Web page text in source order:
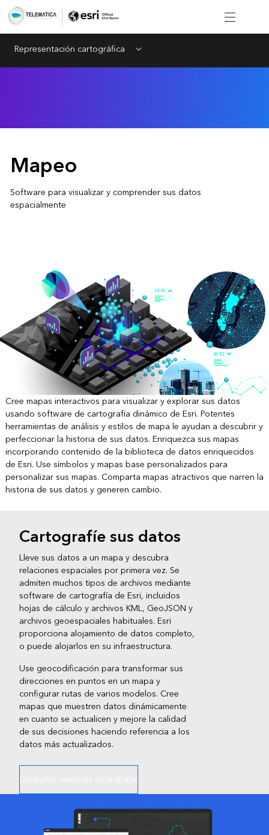
Representación cartográfica Menu
Mapeo
Software para visualizar y comprender sus datos
espacialmente
Cree mapas interactivos para visualizar y explorar sus datos
usando software de cartografía dinámico de Esri. Potentes
herramientas de análisis y estilos de mapa le ayudan a descubrir y
perfeccionar la historia de sus datos. Enriquezca sus mapas
incorporando contenido de la biblioteca de datos enriquecidos
de Esri. Use símbolos y mapas base personalizados para
personalizar sus mapas. Comparta mapas atractivos que narren la
historia de sus datos y generen cambio.
Cartografíe sus datos
Lleve sus datos a un mapa y descubra
relaciones espaciales por primera vez. Se
admiten muchos tipos de archivos mediante
software de cartografía de Esri, incluidos
hojas de cálculo y archivos KML, GeoJSON y
archivos geoespaciales habituales. Esri
proporciona alojamiento de datos completo,
o puede alojarlos en su infraestructura.
Use geocodificación para transformar sus
direcciones en puntos en un mapa y
configurar rutas de varios modelos. Cree
mapas que muestren datos dinámicamente
en cuanto se actualicen y mejore la calidad
de sus decisiones haciendo referencia a los
datos más actualizados.
Consultar maneras de trabajar